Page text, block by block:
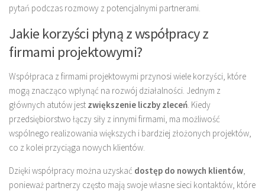
pytań podczas rozmowy z potencjalnymi partnerami.
Jakie korzyści płyną z współpracy z
firmami projektowymi?
Współpraca z firmami projektowymi przynosi wiele korzyści, które
mogą znacząco wpłynąć na rozwój działalności. Jednym z
głównych atutów jest zwiększenie liczby zleceń . Kiedy
przedsiębiorstwo łączy siły z innymi firmami, ma możliwość
wspólnego realizowania większych i bardziej złożonych projektów,
co z kolei przyciąga nowych klientów.
Dzięki współpracy można uzyskać dostęp do nowych klientów
ponieważ partnerzy często mają swoje własne sieci kontaktów, które